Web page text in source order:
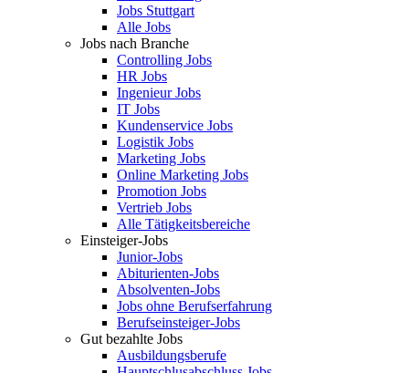
Jobs Stuttgart
Alle Jobs
Jobs nach Branche
Controlling Jobs
HR Jobs
Ingenieur Jobs
IT Jobs
Kundenservice Jobs
Logistik Jobs
Marketing Jobs
Online Marketing Jobs
Promotion Jobs
Vertrieb Jobs
Alle Tätigkeitsbereiche
Einsteiger-Jobs
Junior-Jobs
Abiturienten-Jobs
Absolventen-Jobs
Jobs ohne Berufserfahrung
Berufseinsteiger-Jobs
Gut bezahlte Jobs
Ausbildungsberufe